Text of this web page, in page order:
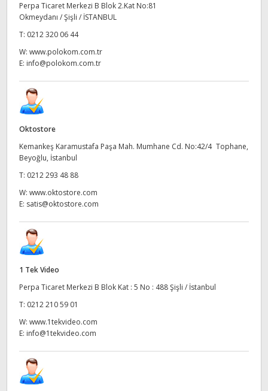
Spain
Chinese Taipei
Ukraine
United Kingdom
United States
Perpa Ticaret Merkezi B Blok 2.Kat No:81
Okmeydanı / Şişli / İSTANBUL
T: 0212 320 06 44
W: www.polokom.com.tr
E: info@polokom.com.tr
Oktostore
Kemankeş Karamustafa Paşa Mah. Mumhane Cd. No:42/4 Tophane,
Beyoğlu, İstanbul
T: 0212 293 48 88
W: www.oktostore.com
E: satis@oktostore.com
1 Tek Video
Perpa Ticaret Merkezi B Blok Kat : 5 No : 488 Şişli / İstanbul
T: 0212 210 59 01
W: www.1tekvideo.com
E: info@1tekvideo.com